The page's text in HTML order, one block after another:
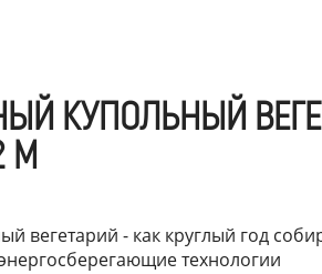
КУПОЛЬНЫЙ
М
вегетарий - как круглый год
технологии